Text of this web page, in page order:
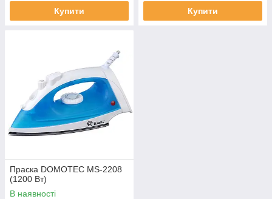
Купити Купити
Праска DOMOTEC MS-2208
(1200 Вт)
В наявності